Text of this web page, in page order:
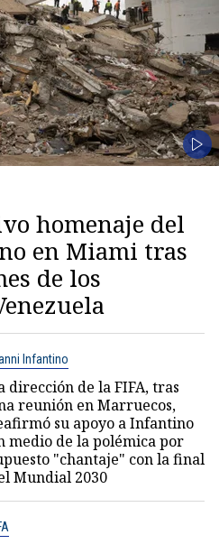
homenaje del
en Miami tras
de los
Infantino
dirección de la FIFA, tras
reunión en Marruecos,
su apoyo a Infantino
medio de la polémica por
"chantaje" con la final
Mundial 2030